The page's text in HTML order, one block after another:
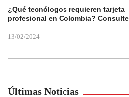
¿Qué tecnólogos requieren tarjeta
profesional en Colombia? Consulte
13/02/2024
Últimas Noticias